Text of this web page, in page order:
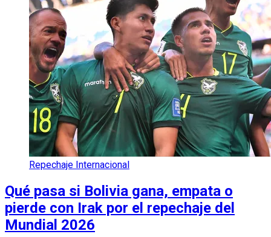
Repechaje Internacional
Qué pasa si Bolivia gana, empata o
pierde con Irak por el repechaje del
Mundial 2026